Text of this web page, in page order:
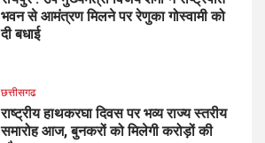
भवन से आमंत्रण मिलने पर रेणुका गोस्वामी को
दी बधाई
छत्तीसगढ
राष्ट्रीय हाथकरघा दिवस पर भव्य राज्य स्तरीय
समारोह आज, बुनकरों को मिलेगी करोड़ों की